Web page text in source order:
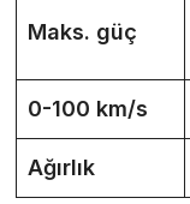
Maks. güç
0-100 km/s
Ağırlık